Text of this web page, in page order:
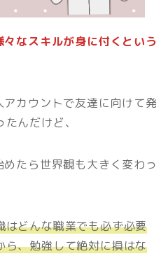
なスキルが身に付くという
カウントで友達に向けて発
んだけど、
たら世界観も大きく変わっ
はどんな職業でも必ず必要
ら、勉強して絶対に損はな